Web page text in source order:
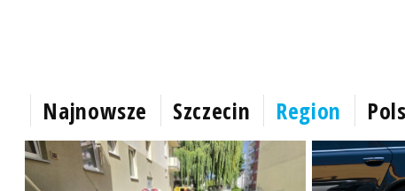
Najnowsze Szczecin Region